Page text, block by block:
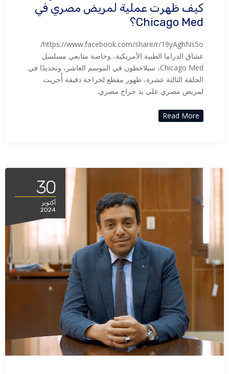
كيف ظهرت عملية لمريض مصري في
Chicago Med؟
https://www.facebook.com/share/r/19yAghNs5o/
عشاق الدراما الطبية الأمريكية، وخاصة متابعي مسلسل
Chicago Med، سيلاحظون في الموسم العاشر، وتحديدًا في
الحلقة الثالثة عشرة، ظهور مقطع لجراحة دقيقة أُجريت
لمريض مصري على يد جراح مصري.
Read More
30
أكتوبر
2024